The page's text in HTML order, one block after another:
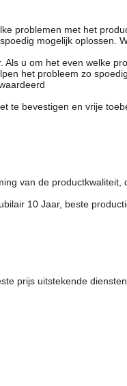
problemen met het
mogelijk oplossen.
Als u om het even welke
het probleem zo
te bevestigen en vrije
van de productkwaliteit,
10 Jaar, beste
prijs uitstekende